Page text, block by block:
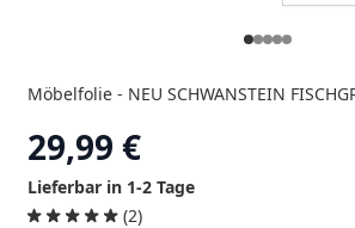
29,99 €
Lieferbar in 1-2 Tage
(2)